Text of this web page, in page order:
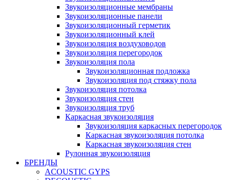
Звукоизоляционные мембраны
Звукоизоляционные панели
Звукоизоляционный герметик
Звукоизоляционный клей
Звукоизоляция воздуховодов
Звукоизоляция перегородок
Звукоизоляция пола
Звукоизоляционная подложка
Звукоизоляция под стяжку пола
Звукоизоляция потолка
Звукоизоляция стен
Звукоизоляция труб
Каркасная звукоизоляция
Звукоизоляция каркасных перегородок
Каркасная звукоизоляция потолка
Каркасная звукоизоляция стен
Рулонная звукоизоляция
БРЕНДЫ
ACOUSTIC GYPS